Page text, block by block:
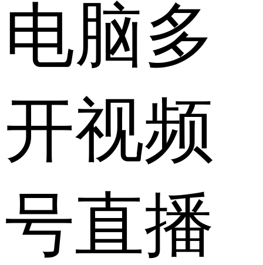
电脑多
开视频
号直播